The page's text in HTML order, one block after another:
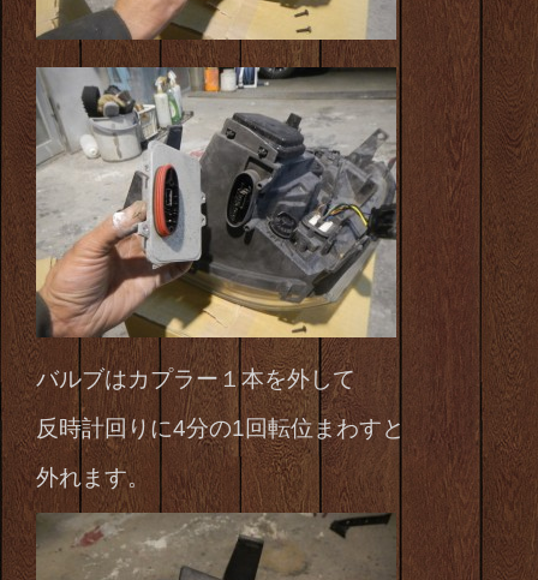
バルブはカプラー１本を外して
反時計回りに4分の1回転位まわすと
外れます。